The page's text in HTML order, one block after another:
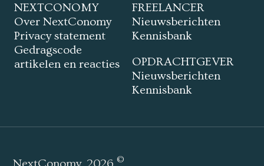
NEXTCONOMY
Over NextConomy
Privacy statement
Gedragscode
artikelen en reacties
FREELANCER
Nieuwsberichten
Kennisbank
OPDRACHTGEVER
Nieuwsberichten
Kennisbank
NextConomy 2026©